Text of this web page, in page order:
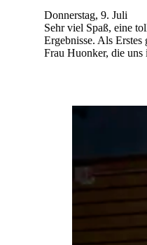
Donnerstag, 9. Juli
Sehr viel Spaß, eine
Ergebnisse. Als Erstes
Frau Huonker, die